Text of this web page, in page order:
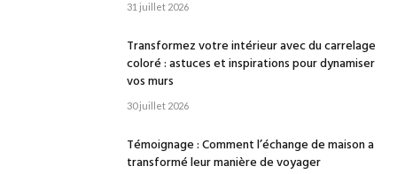
31 juillet 2026
Transformez votre intérieur avec du carrelage
coloré : astuces et inspirations pour dynamiser
vos murs
30 juillet 2026
Témoignage : Comment l’échange de maison a
transformé leur manière de voyager